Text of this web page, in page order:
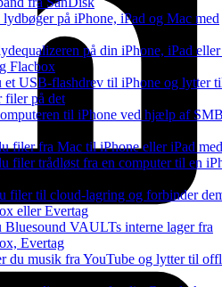
på iPhone, iPad og Mac med
på din iPhone, iPad
Flacbox
et USB-flashdrev til iPhone og lytter
filer på det
til iPhone ved hjælp af
filer fra Mac til iPhone eller iPad
filer trådløst fra en computer til en
filer til cloud-lagring og forbinder
eller Evertag
Bluesound VAULTs interne lager fra
Evertag
du musik fra YouTube og lytter til